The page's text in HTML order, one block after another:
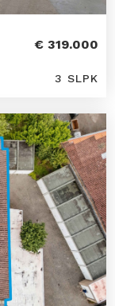
€ 319.000
3 SLPK